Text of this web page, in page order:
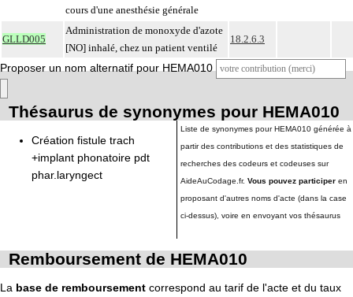
cours d'une anesthésie générale
GLLD005
Administration de monoxyde d'azote
[NO] inhalé, chez un patient ventilé
18.2.6.3
Proposer un nom alternatif pour HEMA010
Thésaurus de synonymes pour HEMA010
Création fistule trach
+implant phonatoire pdt
phar.laryngect
Liste de synonymes pour HEMA010 générée à
partir des contributions et des statistiques de
recherches des codeurs et codeuses sur
AideAuCodage.fr. Vous pouvez participer en
proposant d'autres noms d'acte (dans la case
ci-dessus), voire en envoyant vos thésaurus
Remboursement de HEMA010
La base de remboursement correspond au tarif de l'acte et du taux